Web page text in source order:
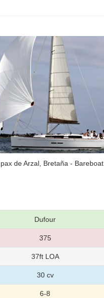
de Arzal, Bretaña -
Dufour
375
37ft LOA
30 cv
6-8